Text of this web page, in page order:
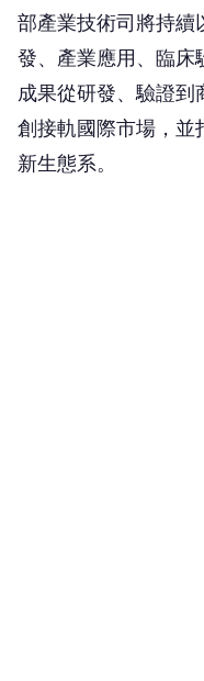
部產業技術司將持續
發、產業應用、臨床
成果從研發、驗證
創接軌國際市場，並
新生態系。